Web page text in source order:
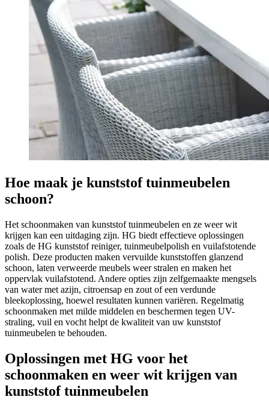
Hoe maak je kunststof tuinmeubelen
schoon?
Het schoonmaken van kunststof tuinmeubelen en ze weer wit
krijgen kan een uitdaging zijn. HG biedt effectieve oplossingen
zoals de HG kunststof reiniger, tuinmeubelpolish en vuilafstotende
polish. Deze producten maken vervuilde kunststoffen glanzend
schoon, laten verweerde meubels weer stralen en maken het
oppervlak vuilafstotend. Andere opties zijn zelfgemaakte mengsels
van water met azijn, citroensap en zout of een verdunde
bleekoplossing, hoewel resultaten kunnen variëren. Regelmatig
schoonmaken met milde middelen en beschermen tegen UV-
straling, vuil en vocht helpt de kwaliteit van uw kunststof
tuinmeubelen te behouden.
Oplossingen met HG voor het
schoonmaken en weer wit krijgen van
kunststof tuinmeubelen